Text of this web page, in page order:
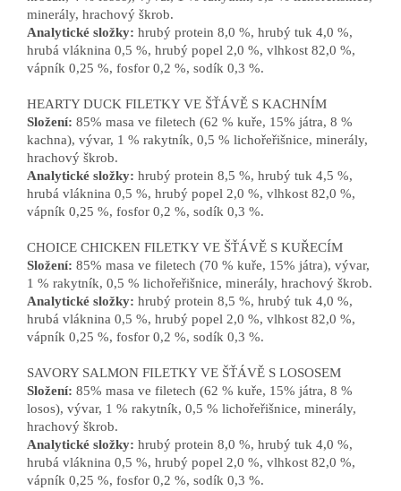
minerály, hrachový škrob.
Analytické složky: hrubý protein 8,0 %, hrubý tuk 4,0 %,
hrubá vláknina 0,5 %, hrubý popel 2,0 %, vlhkost 82,0 %,
vápník 0,25 %, fosfor 0,2 %, sodík 0,3 %.
HEARTY DUCK FILETKY VE ŠŤÁVĚ S KACHNÍM
Složení: 85% masa ve filetech (62 % kuře, 15% játra, 8 %
kachna), vývar, 1 % rakytník, 0,5 % lichořeřišnice, minerály,
hrachový škrob.
Analytické složky: hrubý protein 8,5 %, hrubý tuk 4,5 %,
hrubá vláknina 0,5 %, hrubý popel 2,0 %, vlhkost 82,0 %,
vápník 0,25 %, fosfor 0,2 %, sodík 0,3 %.
CHOICE CHICKEN FILETKY VE ŠŤÁVĚ S KUŘECÍM
Složení: 85% masa ve filetech (70 % kuře, 15% játra), vývar,
1 % rakytník, 0,5 % lichořeřišnice, minerály, hrachový škrob.
Analytické složky: hrubý protein 8,5 %, hrubý tuk 4,0 %,
hrubá vláknina 0,5 %, hrubý popel 2,0 %, vlhkost 82,0 %,
vápník 0,25 %, fosfor 0,2 %, sodík 0,3 %.
SAVORY SALMON FILETKY VE ŠŤÁVĚ S LOSOSEM
Složení: 85% masa ve filetech (62 % kuře, 15% játra, 8 %
losos), vývar, 1 % rakytník, 0,5 % lichořeřišnice, minerály,
hrachový škrob.
Analytické složky: hrubý protein 8,0 %, hrubý tuk 4,0 %,
hrubá vláknina 0,5 %, hrubý popel 2,0 %, vlhkost 82,0 %,
vápník 0,25 %, fosfor 0,2 %, sodík 0,3 %.